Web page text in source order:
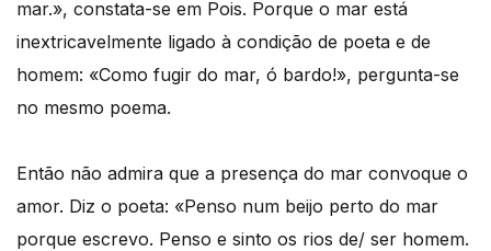
mar.», constata-se em Pois. Porque o mar está
inextricavelmente ligado à condição de poeta e de
homem: «Como fugir do mar, ó bardo!», pergunta-se
no mesmo poema.
Então não admira que a presença do mar convoque o
amor. Diz o poeta: «Penso num beijo perto do mar
porque escrevo. Penso e sinto os rios de/ ser homem.